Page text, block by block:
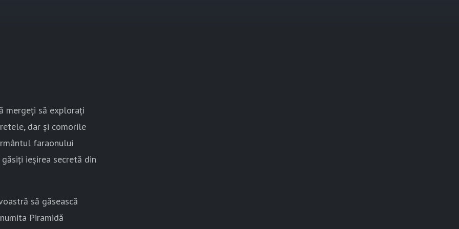
mergeți să explorați
dar și comorile
faraonului
ieșirea secretă din
să găsească
Piramidă